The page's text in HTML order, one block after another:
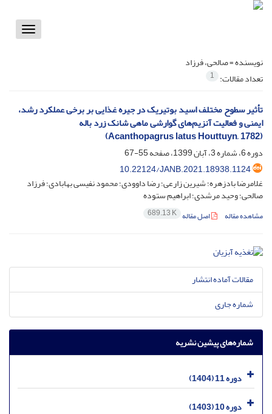
Toggle
نویسنده =صالحی، فرزاد
تعداد مقالات: 1
تأثیر سطوح مختلف اسید بوتیریک در جیره غذایی بر برخی عملکرد رشد،
ایمنی و فعالیت آنزیم‌های گوارشی ماهی شانک زرد باله
(Acanthopagrus latus Houttuyn, 1782)
دوره 6، شماره 3، آبان 1399، صفحه
55-67
10.22124/JANB.2021.18938.1124
غلامرضا بادزهره؛ شیرین زارعی؛ رضا داوودی؛ محمود نفیسی بهابادی؛ فرزاد
صالحی؛ وحید مرشدی؛ ابراهیم ستوده
مشاهده مقاله اصل مقاله 689.13 K
مقالات آماده انتشار
شماره جاری
شماره‌های پیشین نشریه
دوره 11 (1404)
دوره 10 (1403)